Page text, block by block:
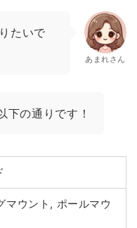
たいで
あまれさん
下の通りです！
マウント, ポールマウ